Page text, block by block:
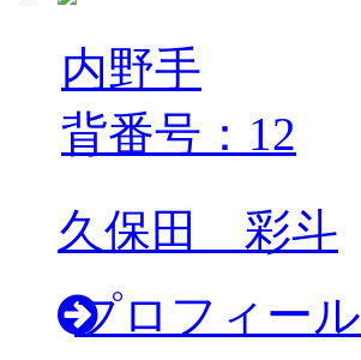
内野手
背番号：12
久保田 彩斗
プロフィール